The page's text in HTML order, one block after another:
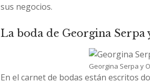
sus negocios.
La boda de Georgina Serpa
Georgina Serpa y
En el carnet de bodas están escritos